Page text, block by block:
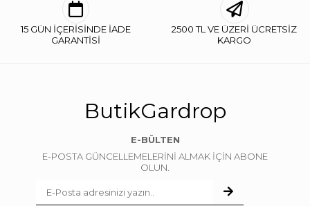
15 GÜN İÇERİSİNDE İADE
GARANTİSİ
2500 TL VE ÜZERİ ÜCRETSİZ
KARGO
ButikGardrop
E-BÜLTEN
E-POSTA GÜNCELLEMELERİNİ ALMAK İÇİN ABONE
OLUN.